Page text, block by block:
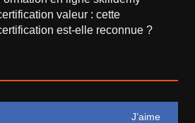
valeur : cette
est-elle reconnue ?
J’aime